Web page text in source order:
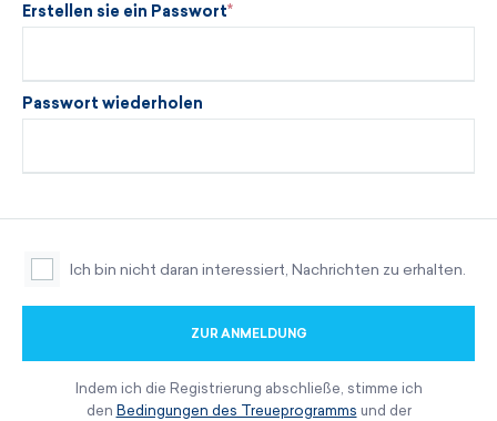
Erstellen sie ein Passwort
Passwort wiederholen
Ich bin nicht daran interessiert, Nachrichten zu erhalten.
ZUR ANMELDUNG
Indem ich die Registrierung abschließe, stimme ich
den Bedingungen des Treueprogramms und der